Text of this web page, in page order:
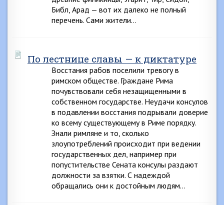
Библ, Арад — вот их далеко не полный
перечень. Сами жители…
По лестнице славы — к диктатуре
Восстания рабов поселили тревогу в
римском обществе. Граждане Рима
почувствовали себя незащищенными в
собственном государстве. Неудачи консулов
в подавлении восстания подрывали доверие
ко всему существующему в Риме порядку.
Знали римляне и то, сколько
злоупотреблений происходит при ведении
государственных дел, например при
попустительстве Сената консулы раздают
должности за взятки. С надеждой
обращались они к достойным людям…